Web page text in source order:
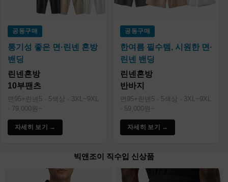
공동구매
통기성 좋은 면·린넨 혼방
밴딩
린넨혼방
10부팬츠
면95+린넨5 · 5색상 · 3XL~9XL
· 79,000원~
자세히 보기 →
공동구매
한여름 필수템, 시원한 면·
린넨 밴딩
린넨혼방
반바지
면95+린넨5 · 5색상 · 3XL~9XL
· 59,000원~
자세히 보기 →
빅앤조이 직수입 신상품